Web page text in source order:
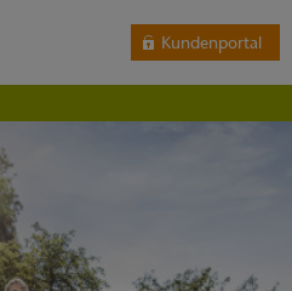
Kundenportal